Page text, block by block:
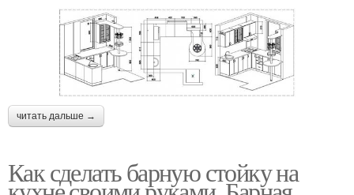
читать дальше →
Как сделать барную стойку на